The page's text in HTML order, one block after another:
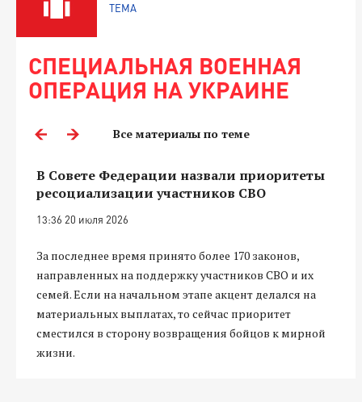
ТЕМА
СПЕЦИАЛЬНАЯ ВОЕННАЯ
ОПЕРАЦИЯ НА УКРАИНЕ
Все материалы по теме
В Совете Федерации назвали приоритеты
ресоциализации участников СВО
13:36 20 июля 2026
За последнее время принято более 170 законов,
направленных на поддержку участников СВО и их
семей. Если на начальном этапе акцент делался на
материальных выплатах, то сейчас приоритет
сместился в сторону возвращения бойцов к мирной
жизни.